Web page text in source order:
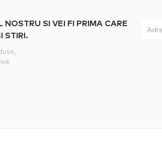
SI VEI FI PRIMA CARE
STIRI.